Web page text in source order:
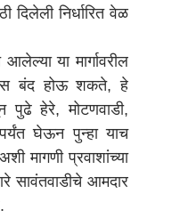
निर्धारित वेळ
या मार्गावरील
बंद होऊ शकते, हे
पुढे हेरे, मोटणवाडी,
घेऊन पुन्हा याच
मागणी प्रवाशांच्या
सावंतवाडीचे आमदार